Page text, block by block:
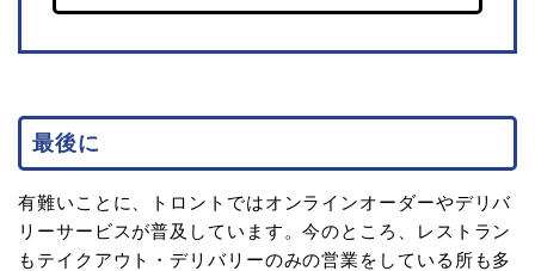
最後に
有難いことに、トロントではオンラインオーダーやデリバ
リーサービスが普及しています。今のところ、レストラン
もテイクアウト・デリバリーのみの営業をしている所も多